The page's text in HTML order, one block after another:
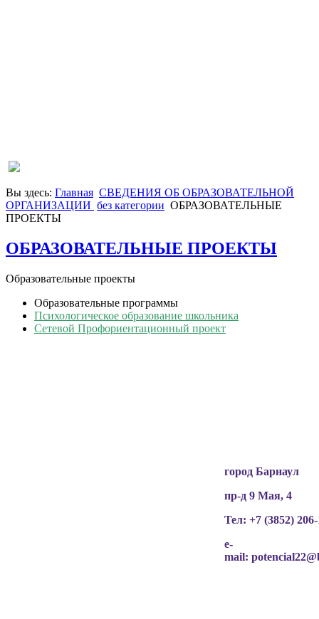
Вы здесь: Главная СВЕДЕНИЯ ОБ ОБРАЗОВАТЕЛЬНОЙ
ОРГАНИЗАЦИИ без категории ОБРАЗОВАТЕЛЬНЫЕ
ПРОЕКТЫ
ОБРАЗОВАТЕЛЬНЫЕ ПРОЕКТЫ
Образовательные проекты
Образовательные программы
Психологическое образование школьника
Сетевой Профориентационный проект
город Барнаул
пр-д 9 Мая, 4
Тел: +7 (3852)
e-
mail: